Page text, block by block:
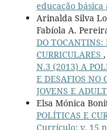
educação
Arinalda Silva
Fabíola A.
DO TOCANTINS:
CURRICULARES ,
N.3 (2013) A
E DESAFIOS NO
JOVENS E
Elsa Mónica
POLÍTICAS E
Currículo: v. 15